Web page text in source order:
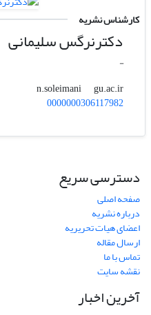
کارشناس نشریه
دکترنرگس سلیمانی
-
n.soleimani
gu.ac.ir
0000000306117982
دسترسی سریع
صفحه اصلی
درباره نشریه
اعضای هیات تحریریه
ارسال مقاله
تماس با ما
نقشه سایت
آخرین اخبار